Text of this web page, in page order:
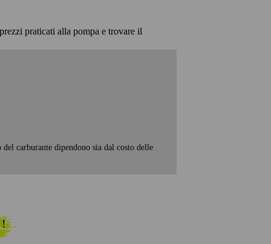
praticati alla pompa e trovare il
carburante dipendono sia dal costo delle
!